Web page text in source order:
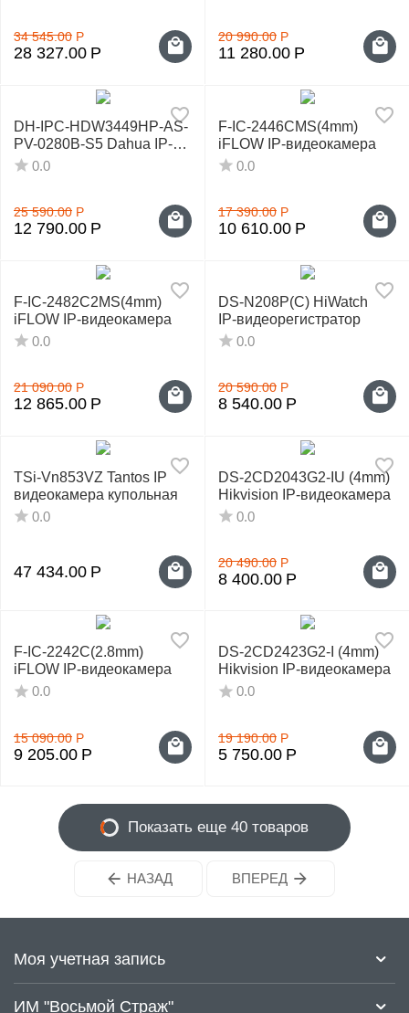
34 545.00 Р
28 327.00 Р
20 990.00 Р
11 280.00 Р
DH-IPC-HDW3449HP-AS-
PV-0280B-S5 Dahua IP-
видеокамера
0.0
25 590.00 Р
12 790.00 Р
F-IC-2446CMS(4mm)
iFLOW IP-видеокамера
0.0
17 390.00 Р
10 610.00 Р
F-IC-2482C2MS(4mm)
iFLOW IP-видеокамера
0.0
21 090.00 Р
12 865.00 Р
DS-N208P(C) HiWatch
IP‑видеорегистратор
0.0
20 590.00 Р
8 540.00 Р
TSi-Vn853VZ Tantos IP
видеокамера купольная
0.0
47 434.00 Р
DS-2CD2043G2-IU (4mm)
Hikvision IP-видеокамера
0.0
20 490.00 Р
8 400.00 Р
F-IC-2242C(2.8mm)
iFLOW IP-видеокамера
0.0
15 090.00 Р
9 205.00 Р
DS-2CD2423G2-I (4mm)
Hikvision IP-видеокамера
0.0
19 190.00 Р
5 750.00 Р
Показать еще 40 товаров
НАЗАД ВПЕРЕД
Моя учетная запись
ИМ "Восьмой Страж"